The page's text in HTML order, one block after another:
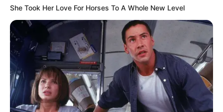
She Took Her Love For Horses To A Whole New Level